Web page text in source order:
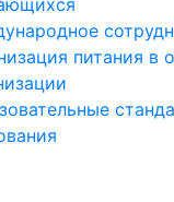
питания в